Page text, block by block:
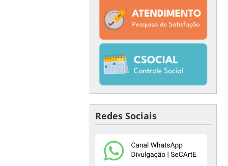
Redes Sociais